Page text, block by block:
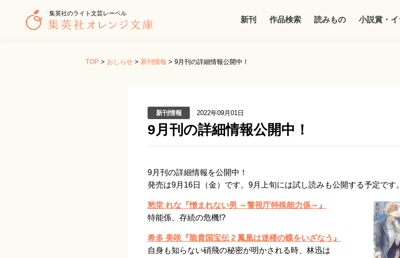
集英社のライト文芸レーベル
新刊 作品検索 読みもの 小説賞・
TOP > おしらせ > 新刊情報 > 9月刊の詳細情報公開中！
新刊情報 2022年09月01日
9月刊の詳細情報公開中！
9月刊の詳細情報を公開中！
発売は9月16日（金）です。9月上旬には試し読みも公開する予定です
愁堂 れな『憎まれない男 ～警視庁特殊能力係～』
特能係、存続の危機!?
希多 美咲『龍貴国宝伝 2 鳳凰は迷楼の蝶をいざなう』
自身も知らない硝飛の秘密が明かされる時、林迅は